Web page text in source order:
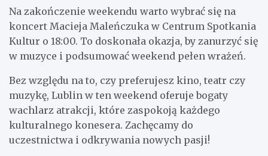
Na zakończenie weekendu warto wybrać się na
koncert Macieja Maleńczuka w Centrum Spotkania
Kultur o 18:00. To doskonała okazja, by zanurzyć się
w muzyce i podsumować weekend pełen wrażeń.
Bez względu na to, czy preferujesz kino, teatr czy
muzykę, Lublin w ten weekend oferuje bogaty
wachlarz atrakcji, które zaspokoją każdego
kulturalnego konesera. Zachęcamy do
uczestnictwa i odkrywania nowych pasji!